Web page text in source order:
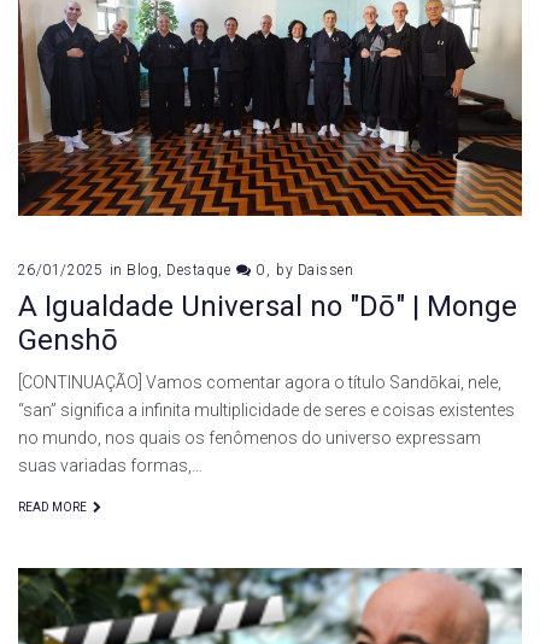
26/01/2025 in Blog, Destaque 0 by Daissen
A Igualdade Universal no "Dō" | Monge
Genshō
[CONTINUAÇÃO] Vamos comentar agora o título Sandōkai, nele,
“san” significa a infinita multiplicidade de seres e coisas existentes
no mundo, nos quais os fenômenos do universo expressam
suas variadas formas,…
READ MORE